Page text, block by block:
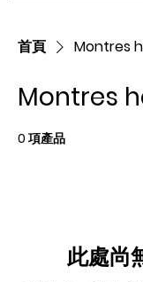
首頁 Montres
Montres
0 項產品
此處尚